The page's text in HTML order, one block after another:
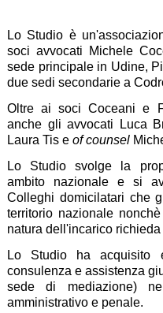
Lo Studio è
soci avvocati Michele
sede principale in Udine,
due sedi secondarie a
Oltre ai soci Coceani e
anche gli avvocati Luca
Laura Tis e of counsel
Lo Studio svolge la
ambito nazionale e si
Colleghi domicilatari che
territorio nazionale
natura dell'incarico
Lo Studio ha acquisito
consulenza e assistenza
sede di mediazione)
amministrativo e penale.